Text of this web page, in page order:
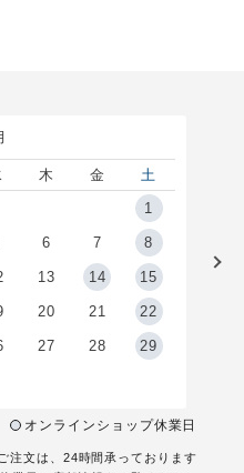
木 金
土
1
6 7 8
13 14 15
20 21 22
27 28 29
オンラインショップ休業日
注文は、24時間承っております